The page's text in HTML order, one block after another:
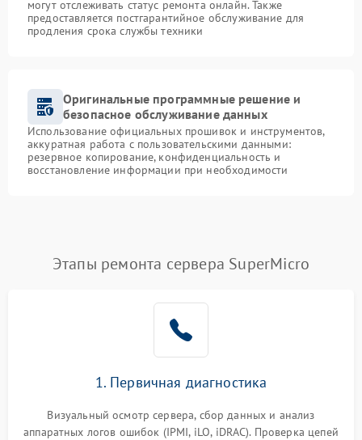
могут отслеживать статус ремонта онлайн. Также
предоставляется постгарантийное обслуживание для
продления срока службы техники
Оригинальные программные решение и
безопасное обслуживание данных
Использование официальных прошивок и инструментов,
аккуратная работа с пользовательскими данными:
резервное копирование, конфиденциальность и
восстановление информации при необходимости
Этапы ремонта сервера SuperMicro
1. Первичная диагностика
Визуальный осмотр сервера, сбор данных и анализ
аппаратных логов ошибок (IPMI, iLO, iDRAC). Проверка цепей